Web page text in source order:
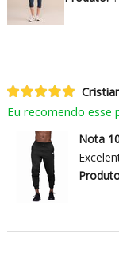
Eu recomendo esse
Nota